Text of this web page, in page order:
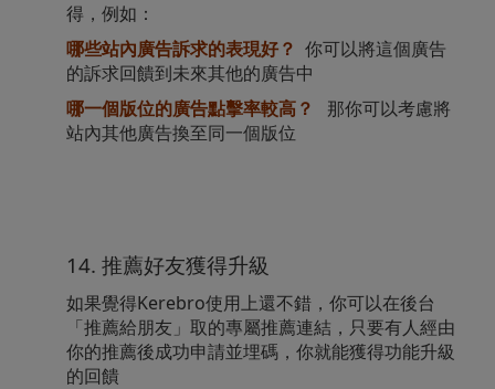
得，例如：
哪些站內廣告訴求的表現好？ 你可以將這個廣告
的訴求回饋到未來其他的廣告中
哪一個版位的廣告點擊率較高？
那你可以考慮將
站內其他廣告換至同一個版位
14. 推薦好友獲得升級
如果覺得Kerebro使用上還不錯，你可以在後台
「推薦給朋友」取的專屬推薦連結，只要有人經由
你的推薦後成功申請並埋碼，你就能獲得功能升級
的回饋